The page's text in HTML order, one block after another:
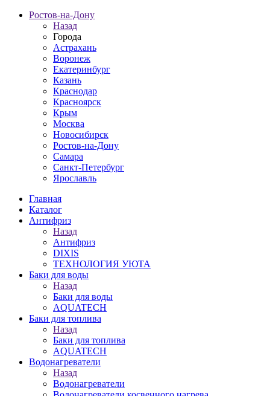
Ростов-на-Дону
Назад
Города
Астрахань
Воронеж
Екатеринбург
Казань
Краснодар
Красноярск
Крым
Москва
Новосибирск
Ростов-на-Дону
Самара
Санкт-Петербург
Ярославль
Главная
Каталог
Антифриз
Назад
Антифриз
DIXIS
ТЕХНОЛОГИЯ УЮТА
Баки для воды
Назад
Баки для воды
AQUATECH
Баки для топлива
Назад
Баки для топлива
AQUATECH
Водонагреватели
Назад
Водонагреватели